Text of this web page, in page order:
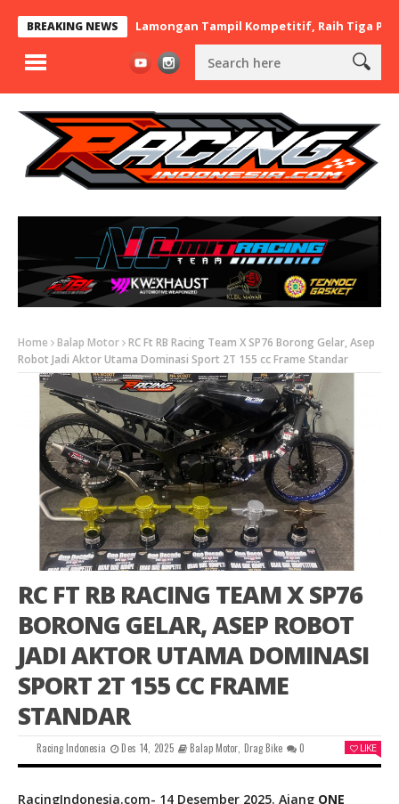
BREAKING NEWS
BaraBere Asal Lamongan Tampil Kompetitif, Raih Tiga Podium
Home Balap Motor RC Ft RB Racing Team X SP76 Borong Gelar, Asep
Robot Jadi Aktor Utama Dominasi Sport 2T 155 cc Frame Standar
RC FT RB RACING TEAM X SP76
BORONG GELAR, ASEP ROBOT
JADI AKTOR UTAMA DOMINASI
SPORT 2T 155 CC FRAME
STANDAR
Racing Indonesia Des 14, 2025 Balap Motor, Drag Bike 0 LIKE
RacingIndonesia.com- 14 Desember 2025. Ajang ONE